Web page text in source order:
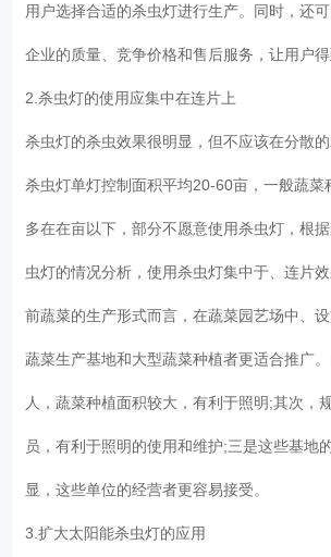
用户选择合适的杀虫灯进行生产。同时，还
企业的质量、竞争价格和售后服务，让用户
2.杀虫灯的使用应集中在连片上
杀虫灯的杀虫效果很明显，但不应该在分散
杀虫灯单灯控制面积平均20-60亩，一般蔬菜
多在在亩以下，部分不愿意使用杀虫灯，根
虫灯的情况分析，使用杀虫灯集中于、连片
前蔬菜的生产形式而言，在蔬菜园艺场中、
蔬菜生产基地和大型蔬菜种植者更适合推广
人，蔬菜种植面积较大，有利于照明;其次，
员，有利于照明的使用和维护;三是这些基地
显，这些单位的经营者更容易接受。
3.扩大太阳能杀虫灯的应用